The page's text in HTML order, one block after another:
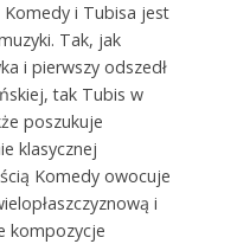
i Tubisa jest
Tak, jak
i pierwszy odszedł
tak Tubis w
poszukuje
klasycznej
Komedy owocuje
i
kompozycje